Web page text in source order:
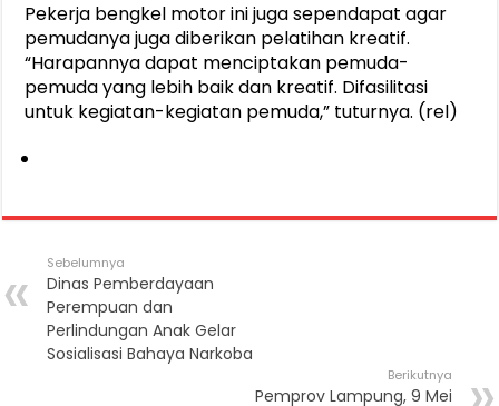
Pekerja bengkel motor ini juga sependapat agar
pemudanya juga diberikan pelatihan kreatif.
“Harapannya dapat menciptakan pemuda-
pemuda yang lebih baik dan kreatif. Difasilitasi
untuk kegiatan-kegiatan pemuda,” tuturnya. (rel)
Sebelumnya
Dinas Pemberdayaan
Perempuan dan
Perlindungan Anak Gelar
Sosialisasi Bahaya Narkoba
Berikutnya
Pemprov Lampung, 9 Mei